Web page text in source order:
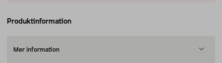
Produktinformation
Mer information